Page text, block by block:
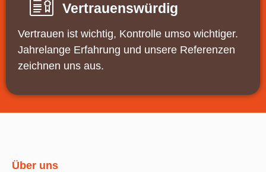
Vertrauenswürdig
Vertrauen ist wichtig, Kontrolle umso wichtiger.
Jahrelange Erfahrung und unsere Referenzen
zeichnen uns aus.
Über uns